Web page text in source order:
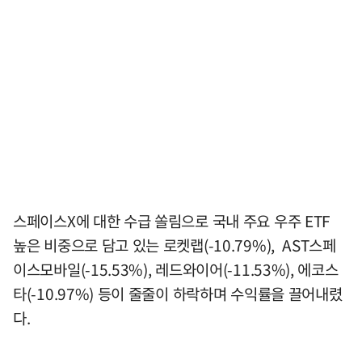
스페이스X에 대한 수급 쏠림으로 국내 주요 우주 ETF
높은 비중으로 담고 있는 로켓랩(-10.79%), AST스페
이스모바일(-15.53%), 레드와이어(-11.53%), 에코스
타(-10.97%) 등이 줄줄이 하락하며 수익률을 끌어내렸
다.